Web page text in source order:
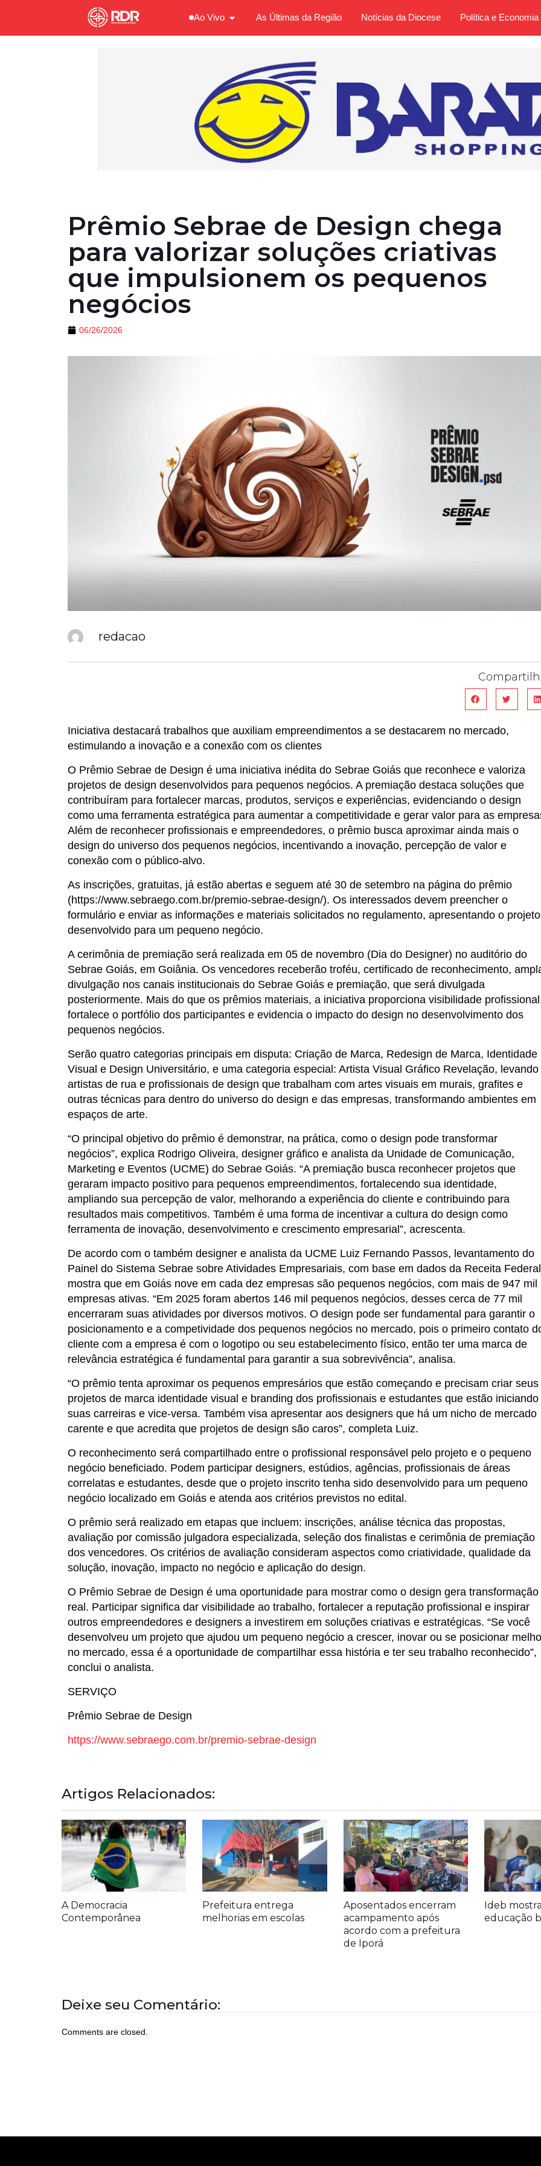
Ao Vivo As Últimas da Região Notícias da Diocese Política e Economia
Prêmio Sebrae de Design chega
para valorizar soluções criativas
que impulsionem os pequenos
negócios
06/26/2026
redacao
Iniciativa destacará trabalhos que auxiliam empreendimentos a se destacarem no mercado,
estimulando a inovação e a conexão com os clientes
O Prêmio Sebrae de Design é uma iniciativa inédita do Sebrae Goiás que reconhece e valoriza
projetos de design desenvolvidos para pequenos negócios. A premiação destaca soluções que
contribuíram para fortalecer marcas, produtos, serviços e experiências, evidenciando o design
como uma ferramenta estratégica para aumentar a competitividade e gerar valor para as
Além de reconhecer profissionais e empreendedores, o prêmio busca aproximar ainda mais o
design do universo dos pequenos negócios, incentivando a inovação, percepção de valor e
conexão com o público-alvo.
As inscrições, gratuitas, já estão abertas e seguem até 30 de setembro na página do prêmio
(https://www.sebraego.com.br/premio-sebrae-design/). Os interessados devem preencher o
formulário e enviar as informações e materiais solicitados no regulamento, apresentando o projeto
desenvolvido para um pequeno negócio.
A cerimônia de premiação será realizada em 05 de novembro (Dia do Designer) no auditório do
Sebrae Goiás, em Goiânia. Os vencedores receberão troféu, certificado de reconhecimento,
divulgação nos canais institucionais do Sebrae Goiás e premiação, que será divulgada
posteriormente. Mais do que os prêmios materiais, a iniciativa proporciona visibilidade
fortalece o portfólio dos participantes e evidencia o impacto do design no desenvolvimento dos
pequenos negócios.
Serão quatro categorias principais em disputa: Criação de Marca, Redesign de Marca, Identidade
Visual e Design Universitário, e uma categoria especial: Artista Visual Gráfico Revelação, levando
artistas de rua e profissionais de design que trabalham com artes visuais em murais, grafites e
outras técnicas para dentro do universo do design e das empresas, transformando ambientes em
espaços de arte.
“O principal objetivo do prêmio é demonstrar, na prática, como o design pode transformar
negócios”, explica Rodrigo Oliveira, designer gráfico e analista da Unidade de Comunicação,
Marketing e Eventos (UCME) do Sebrae Goiás. “A premiação busca reconhecer projetos que
geraram impacto positivo para pequenos empreendimentos, fortalecendo sua identidade,
ampliando sua percepção de valor, melhorando a experiência do cliente e contribuindo para
resultados mais competitivos. Também é uma forma de incentivar a cultura do design como
ferramenta de inovação, desenvolvimento e crescimento empresarial”, acrescenta.
De acordo com o também designer e analista da UCME Luiz Fernando Passos, levantamento do
Painel do Sistema Sebrae sobre Atividades Empresariais, com base em dados da Receita
mostra que em Goiás nove em cada dez empresas são pequenos negócios, com mais de 947 mil
empresas ativas. “Em 2025 foram abertos 146 mil pequenos negócios, desses cerca de 77 mil
encerraram suas atividades por diversos motivos. O design pode ser fundamental para garantir o
posicionamento e a competividade dos pequenos negócios no mercado, pois o primeiro contato
cliente com a empresa é com o logotipo ou seu estabelecimento físico, então ter uma marca de
relevância estratégica é fundamental para garantir a sua sobrevivência”, analisa.
“O prêmio tenta aproximar os pequenos empresários que estão começando e precisam criar seus
projetos de marca identidade visual e branding dos profissionais e estudantes que estão iniciando
suas carreiras e vice-versa. Também visa apresentar aos designers que há um nicho de mercado
carente e que acredita que projetos de design são caros”, completa Luiz.
O reconhecimento será compartilhado entre o profissional responsável pelo projeto e o pequeno
negócio beneficiado. Podem participar designers, estúdios, agências, profissionais de áreas
correlatas e estudantes, desde que o projeto inscrito tenha sido desenvolvido para um pequeno
negócio localizado em Goiás e atenda aos critérios previstos no edital.
O prêmio será realizado em etapas que incluem: inscrições, análise técnica das propostas,
avaliação por comissão julgadora especializada, seleção dos finalistas e cerimônia de premiação
dos vencedores. Os critérios de avaliação consideram aspectos como criatividade, qualidade da
solução, inovação, impacto no negócio e aplicação do design.
O Prêmio Sebrae de Design é uma oportunidade para mostrar como o design gera transformação
real. Participar significa dar visibilidade ao trabalho, fortalecer a reputação profissional e inspirar
outros empreendedores e designers a investirem em soluções criativas e estratégicas. “Se você
desenvolveu um projeto que ajudou um pequeno negócio a crescer, inovar ou se posicionar
no mercado, essa é a oportunidade de compartilhar essa história e ter seu trabalho reconhecido”,
conclui o analista.
SERVIÇO
Prêmio Sebrae de Design
https://www.sebraego.com.br/premio-sebrae-design
Artigos Relacionados:
A Democracia
Contemporânea
Prefeitura entrega
melhorias em escolas
Aposentados encerram
acampamento após
acordo com a prefeitura
de Iporá
Ideb
educação
Deixe seu Comentário:
Comments are closed.